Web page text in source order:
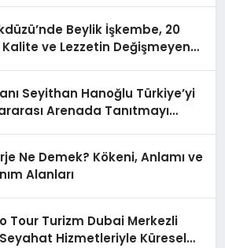
GeçirecekBeylik İşkembe, 20
Kalite ve Lezzetin Değişmeyen
Seyithan Hanoğlu Türkiye’yi
Arenada Tanıtmayı
Ne Demek? Kökeni, Anlamı ve
Alanları
Tour Turizm Dubai Merkezli
Hizmetleriyle Küresel